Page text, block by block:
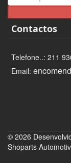
Contactos
Telefone..: 211
Email:
© 2026
Shoparts